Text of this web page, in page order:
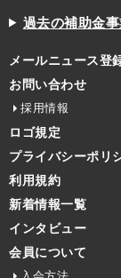
過去の補助金
メールニュース登
お問い合わせ
採用情報
ロゴ規定
プライバシーポリ
利用規約
新着情報一覧
インタビュー
会員について